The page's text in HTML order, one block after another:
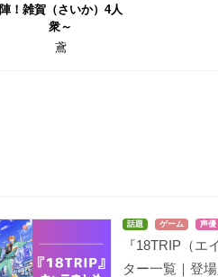
陣！雑賀（さいか）4人
衆～
鳶
話題 ゲーム 声優
『18TRIP（エ
ター一覧｜登